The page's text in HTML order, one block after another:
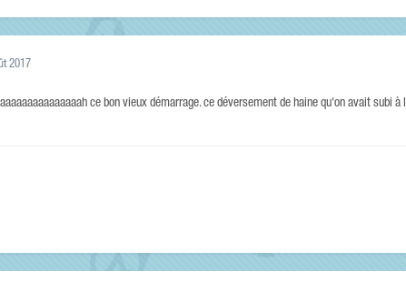
2017
ce bon vieux démarrage. ce déversement de haine qu'on avait subi